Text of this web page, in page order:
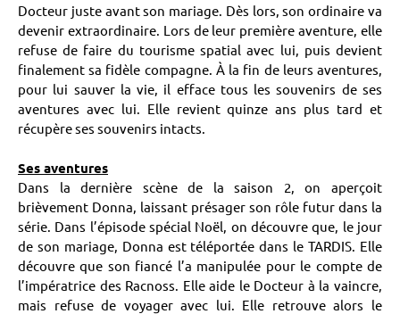
Docteur juste avant son mariage. Dès lors, son ordinaire va
devenir extraordinaire. Lors de leur première aventure, elle
refuse de faire du tourisme spatial avec lui, puis devient
finalement sa fidèle compagne. À la fin de leurs aventures,
pour lui sauver la vie, il efface tous les souvenirs de ses
aventures avec lui. Elle revient quinze ans plus tard et
récupère ses souvenirs intacts.
Ses aventures
Dans la dernière scène de la saison 2, on aperçoit
brièvement Donna, laissant présager son rôle futur dans la
série. Dans l’épisode spécial Noël, on découvre que, le jour
de son mariage, Donna est téléportée dans le TARDIS. Elle
découvre que son fiancé l’a manipulée pour le compte de
l’impératrice des Racnoss. Elle aide le Docteur à la vaincre,
mais refuse de voyager avec lui. Elle retrouve alors le